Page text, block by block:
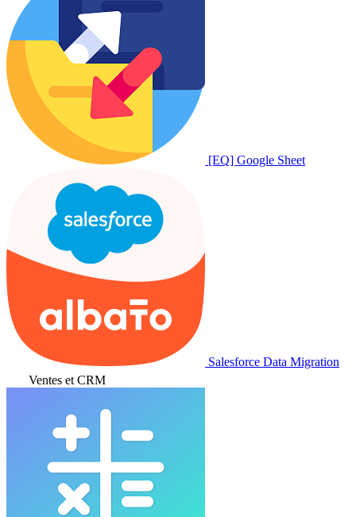
[EQ] Google Sheet
Salesforce Data Migration
Ventes et CRM